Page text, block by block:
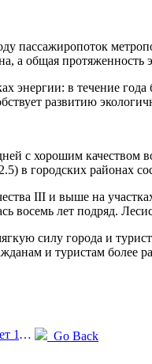
пассажиропоток
а общая
энергии: в течение
развитию
с хорошим качеством
в городских районах
III и выше на
лет подряд.
силу города и
и туристам более
Prev:Южная железная дорога запускает 11 новых видов билетов для содействия комплексному развитию транспорта и туризма в провинциях Фуцзянь и Цзянси
Go Back